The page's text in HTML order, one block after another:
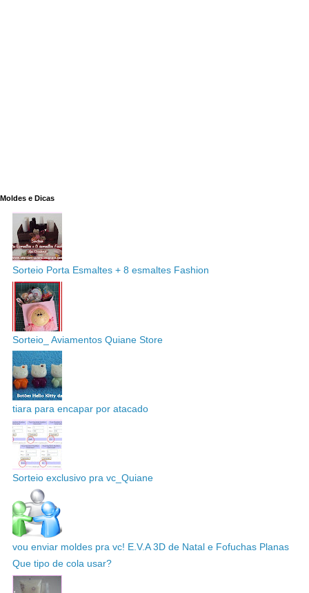
Moldes e Dicas
Sorteio Porta Esmaltes + 8 esmaltes Fashion
Sorteio_ Aviamentos Quiane Store
tiara para encapar por atacado
Sorteio exclusivo pra vc_Quiane
vou enviar moldes pra vc! E.V.A 3D de Natal e Fofuchas Planas
Que tipo de cola usar?